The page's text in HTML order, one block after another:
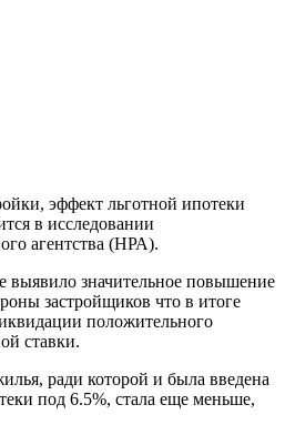
эффект льготной ипотеки
в исследовании
агентства (НРА).
выявило значительное повышение
застройщиков что в итоге
положительного
ставки.
ради которой и была введена
под 6.5%, стала еще меньше,